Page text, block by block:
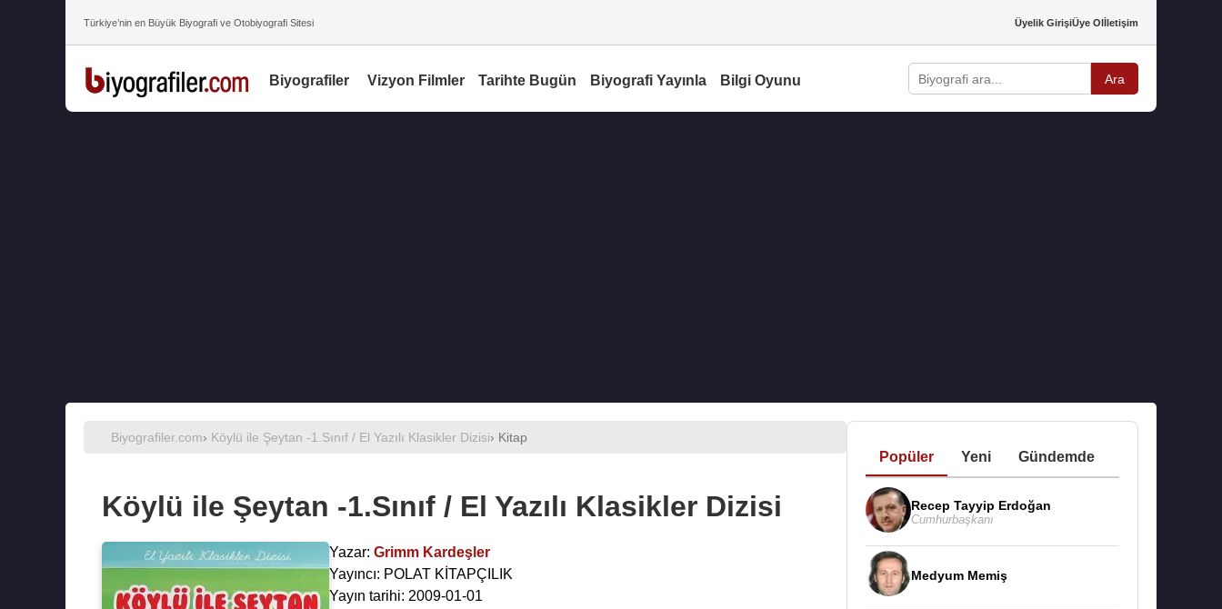
Türkiye’nin en Büyük Biyografi ve Otobiyografi Sitesi Üyelik GirişiÜye Olİletişim
Biyografiler Vizyon Filmler Tarihte Bugün Biyografi Yayınla Bilgi Oyunu Ara
Biyografiler.com› Köylü ile Şeytan -1.Sınıf / El Yazılı Klasikler Dizisi› Kitap
Köylü ile Şeytan -1.Sınıf / El Yazılı Klasikler Dizisi
Yazar: Grimm Kardeşler
Yayıncı: POLAT KİTAPÇILIK
Yayın tarihi: 2009-01-01
Popüler Yeni Gündemde
Recep Tayyip Erdoğan
Cumhurbaşkanı
Medyum Memiş